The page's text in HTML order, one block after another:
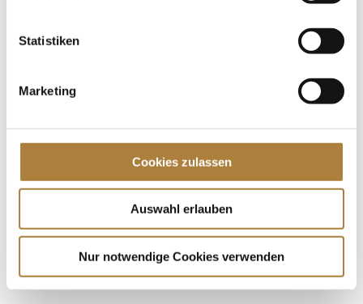
Statistiken
Marketing
Cookies zulassen
Auswahl erlauben
Nur notwendige Cookies verwenden
Jede Spende zählt!
Die Finalteilnehmer von Deutschlands U25
Talentpool-Athlet Calvin Böckmann wird U25-
100. Geburtstag von HGW: Warendorf erinnert an
eine Legende des Pferdesports